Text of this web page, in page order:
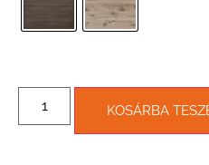
KOSÁRBA